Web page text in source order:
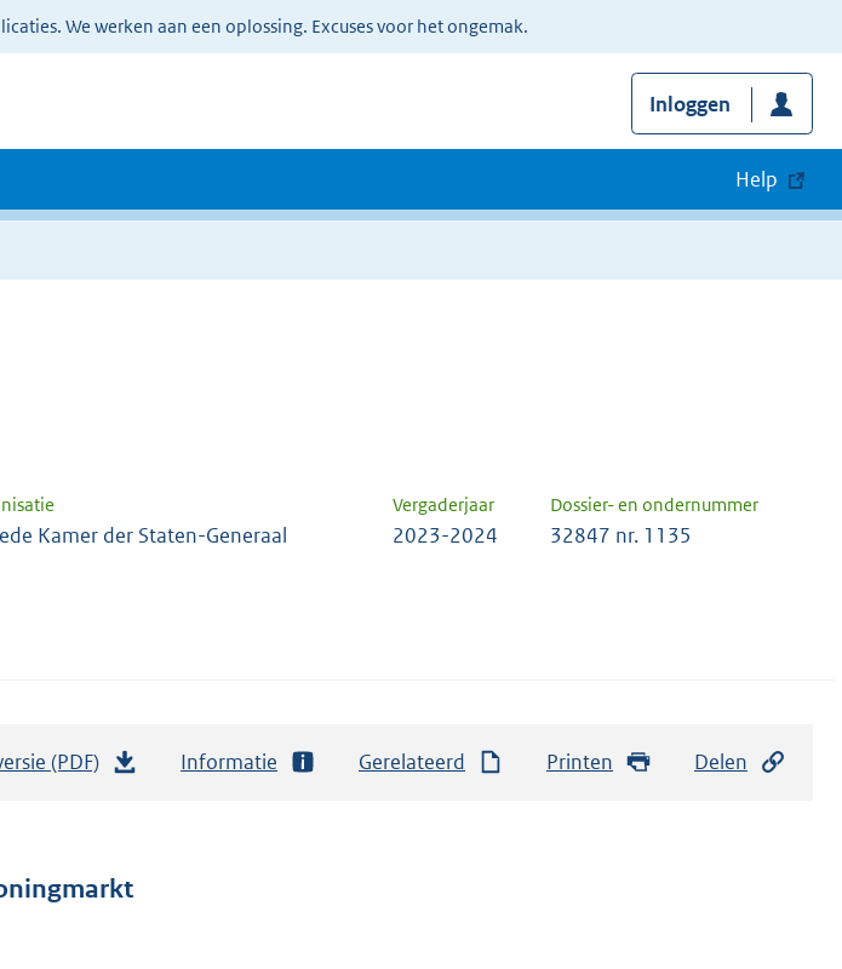
We werken aan een oplossing. Excuses voor het ongemak.
Inloggen
Help
Vergaderjaar Dossier- en ondernummer
Kamer der Staten-Generaal 2023-2024 32847 nr. 1135
(PDF)
a
Informatie Gerelateerd Printen Delen